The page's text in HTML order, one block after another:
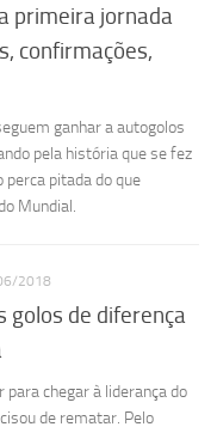
primeira jornada
confirmações,
ganhar a autogolos
pela história que se fez
pitada do que
Mundial.
2018
golos de diferença
para chegar à liderança do
de rematar. Pelo